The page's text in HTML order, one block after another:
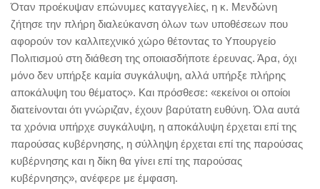
Όταν προέκυψαν επώνυμες καταγγελίες, η κ. Μενδώνη
ζήτησε την πλήρη διαλεύκανση όλων των υποθέσεων που
αφορούν τον καλλιτεχνικό χώρο θέτοντας το Υπουργείο
Πολιτισμού στη διάθεση της οποιασδήποτε έρευνας. Άρα, όχι
μόνο δεν υπήρξε καμία συγκάλυψη, αλλά υπήρξε πλήρης
αποκάλυψη του θέματος». Και πρόσθεσε: «εκείνοι οι οποίοι
διατείνονται ότι γνώριζαν, έχουν βαρύτατη ευθύνη. Όλα αυτά
τα χρόνια υπήρχε συγκάλυψη, η αποκάλυψη έρχεται επί της
παρούσας κυβέρνησης, η σύλληψη έρχεται επί της παρούσας
κυβέρνησης και η δίκη θα γίνει επί της παρούσας
κυβέρνησης», ανέφερε με έμφαση.